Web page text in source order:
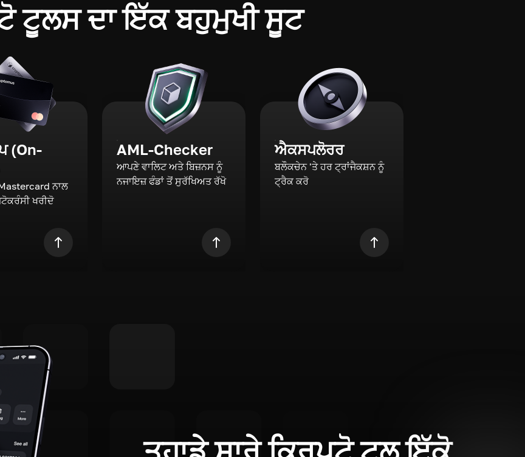
ਟੂਲਸ ਦਾ ਇੱਕ ਬਹੁਮੁਖੀ ਸੂਟ
(On-
ਨਾਲ
ਖਰੀਦੋ
AML-Checker
ਆਪਣੇ ਵਾਲਿਟ ਅਤੇ ਬਿਜ਼ਨਸ ਨੂੰ
ਨਜਾਇਜ਼ ਫੰਡਾਂ ਤੋਂ ਸੁਰੱਖਿਅਤ ਰੱਖੋ
ਐਕਸਪਲੋਰਰ
ਬਲੌਕਚੇਨ 'ਤੇ ਹਰ ਟ੍ਰਾਂਜੈਕਸ਼ਨ ਨੂੰ
ਟ੍ਰੈਕ ਕਰੋ